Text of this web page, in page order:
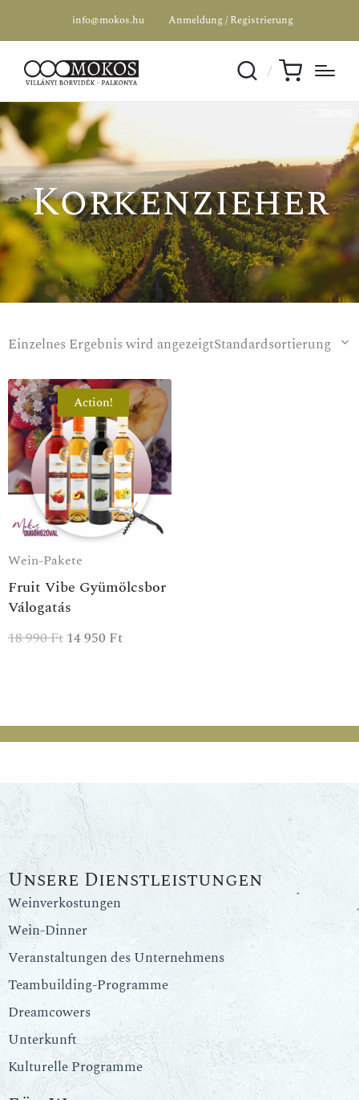
info@mokos.hu Anmeldung / Registrierung
Korkenzieher
Einzelnes Ergebnis wird angezeigtStandardsortierung
SPEZIALANGEBOT
Action!
Wein-Pakete
Fruit Vibe Gyümölcsbor
Válogatás
18 990Ft14 950 Ft
Unsere Dienstleistungen
Weinverkostungen
Wein-Dinner
Veranstaltungen des Unternehmens
Teambuilding-Programme
Dreamcowers
Unterkunft
Kulturelle Programme